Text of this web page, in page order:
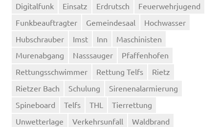
Digitalfunk
Einsatz Erdrutsch
Feuerwehrjugend
Funkbeauftragter
Gemeindesaal
Hochwasser
Hubschrauber
Imst Inn
Maschinisten
Murenabgang
Nasssauger
Pfaffenhofen
Rettungsschwimmer
Rettung Telfs
Rietz
Rietzer Bach
Schulung
Sirenenalarmierung
Spineboard
Telfs THL
Tierrettung
Unwetterlage
Verkehrsunfall
Waldbrand